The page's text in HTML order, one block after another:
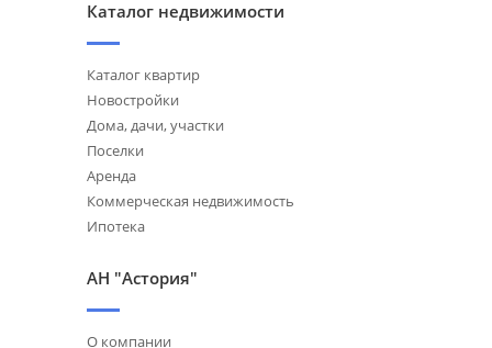
Каталог недвижимости
Каталог квартир
Новостройки
Дома, дачи, участки
Поселки
Аренда
Коммерческая недвижимость
Ипотека
АН "Астория"
О компании